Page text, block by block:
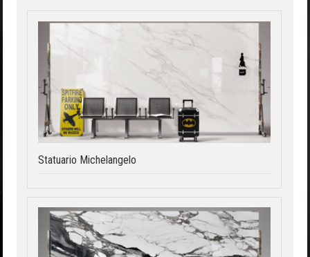
Statuario Michelangelo